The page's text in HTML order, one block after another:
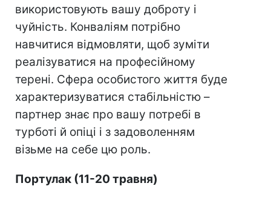
використовують вашу доброту і
чуйність. Конваліям потрібно
навчитися відмовляти, щоб зуміти
реалізуватися на професійному
терені. Сфера особистого життя буде
характеризуватися стабільністю –
партнер знає про вашу потребі в
турботі й опіці і з задоволенням
візьме на себе цю роль.
Портулак (11-20 травня)